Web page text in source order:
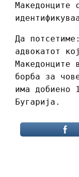
Македонците
Да
адвокатот
Македонците
борба за
има добиено
Бугарија.